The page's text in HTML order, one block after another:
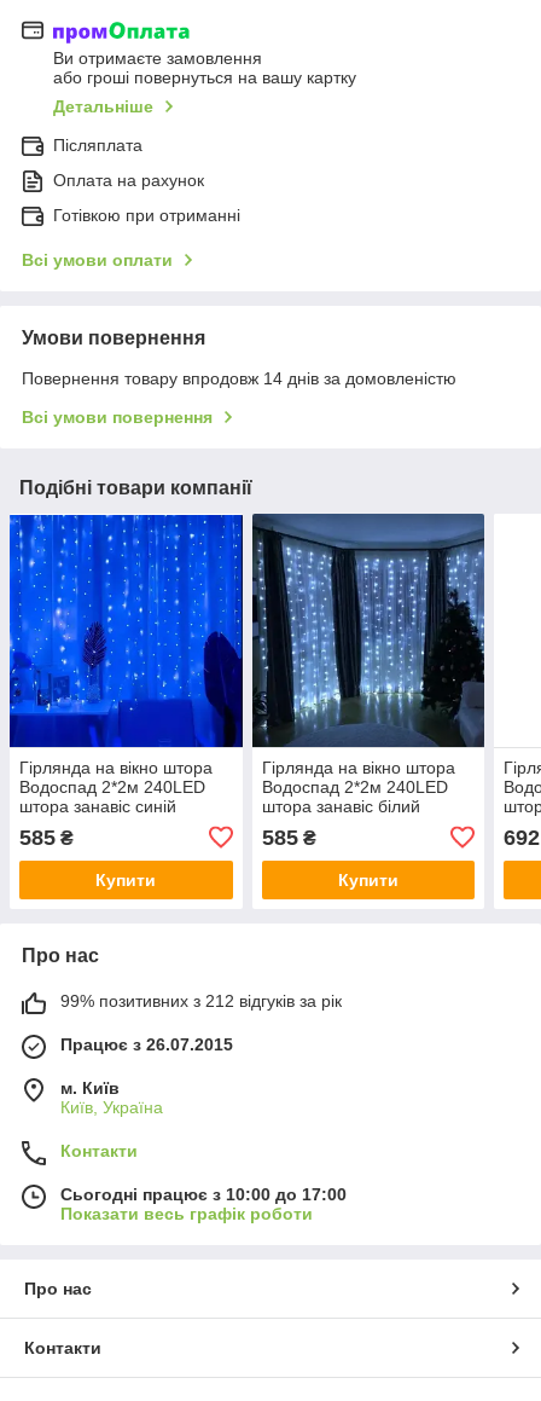
Ви отримаєте замовлення
або гроші повернуться на вашу картку
Детальніше
Післяплата
Оплата на рахунок
Готівкою при отриманні
Всі умови оплати
Умови повернення
Повернення товару впродовж 14 днів за домовленістю
Всі умови повернення
Подібні товари компанії
Гірлянда на вікно штора
Водоспад 2*2м 240LED
штора занавіс синій
585 ₴
Купити
Гірлянда на вікно штора
Водоспад 2*2м 240LED
штора занавіс білий
585₴
Купити
692
Про нас
99% позитивних з 212 відгуків за рік
Працює з 26.07.2015
м. Київ
Київ, Україна
Контакти
Сьогодні працює з 10:00 до 17:00
Показати весь графік роботи
Про нас
Контакти